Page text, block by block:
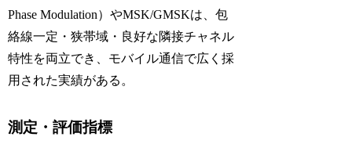
Phase Modulation）やMSK/GMSKは、包
絡線一定・狭帯域・良好な隣接チャネル
特性を両立でき、モバイル通信で広く採
用された実績がある。
測定・評価指標